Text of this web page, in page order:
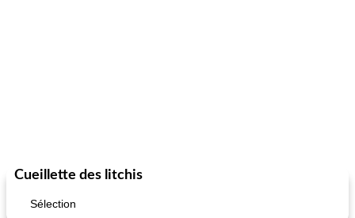
Cueillette des litchis
Sélection